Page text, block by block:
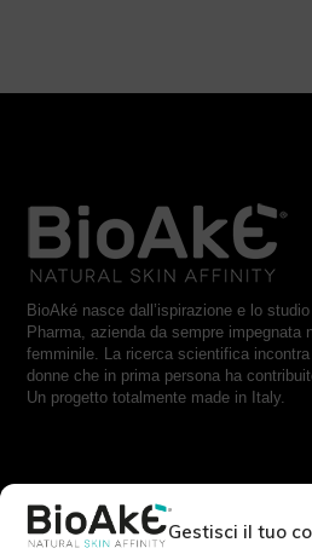
Gestisci il tuo
BioAké nasce dall’ispirazione e lo
Pharma, azienda da sempre impegnata
femminile. La ricerca scientifica incontra
donne che in prima persona ha
Un progetto totalmente made in Italy.
RESTA IN